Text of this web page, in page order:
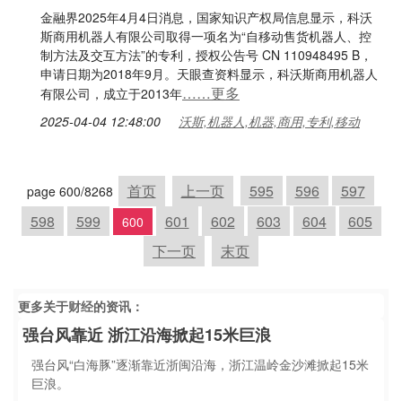
金融界2025年4月4日消息，国家知识产权局信息显示，科沃
斯商用机器人有限公司取得一项名为“自移动售货机器人、控
制方法及交互方法”的专利，授权公告号 CN 110948495 B，
申请日期为2018年9月。天眼查资料显示，科沃斯商用机器人
有限公司，成立于2013年……更多
2025-04-04 12:48:00 沃斯,机器人,机器,商用,专利,移动
page 600/8268 首页 上一页 595 596
597
598
599 600 601 602 603 604
605
下一页
末页
更多关于财经的资讯：
强台风靠近 浙江沿海掀起15米巨浪
强台风“白海豚”逐渐靠近浙闽沿海，浙江温岭金沙滩掀起15米
巨浪。